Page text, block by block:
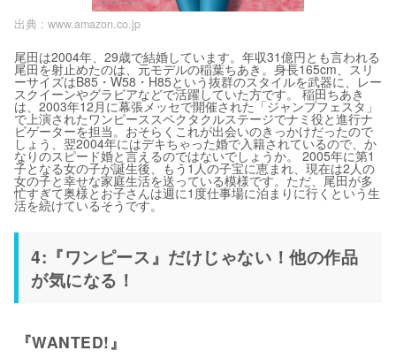
出典 : www.amazon.co.jp
尾田は2004年、29歳で結婚しています。年収31億円とも言われる
尾田を射止めたのは、元モデルの稲葉ちあき。身長165cm、スリ
ーサイズはB85・W58・H85という抜群のスタイルを武器に、レー
スクイーンやグラビアなどで活躍していた方です。 稲田ちあき
は、2003年12月に幕張メッセで開催された「ジャンプフェスタ」
で上演されたワンピーススペクタクルステージでナミ役と進行ナ
ビゲーターを担当。おそらくこれが出会いのきっかけだったので
しょう、翌2004年にはデキちゃった婚で入籍されているので、か
なりのスピード婚と言えるのではないでしょうか。 2005年に第1
子となる女の子が誕生後、もう1人の子宝に恵まれ、現在は2人の
女の子と幸せな家庭生活を送っている模様です。ただ、尾田が多
忙すぎて奥様とお子さんは週に1度仕事場に泊まりに行くという生
活を続けているそうです。
4:『ワンピース』だけじゃない！他の作品
が気になる！
『WANTED!』